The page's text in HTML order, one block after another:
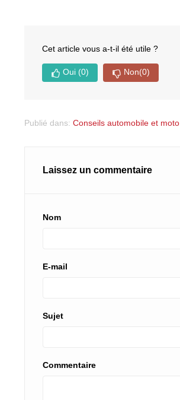
Cet article vous a-t-il été utile ?
Oui (0) Non(0)
Publié dans: Conseils automobile et moto
Laissez un commentaire
Nom
E-mail
Sujet
Commentaire